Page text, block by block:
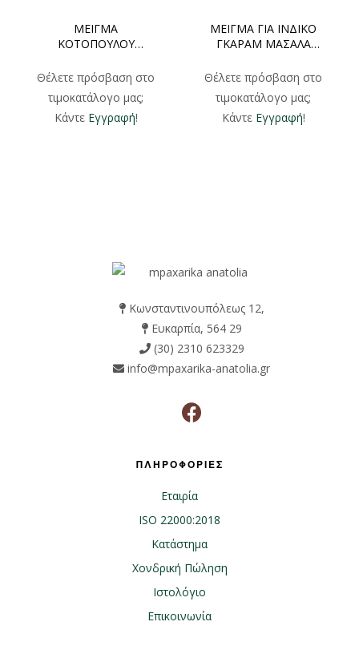
ΜΕΙΓΜΑ
ΚΟΤΟΠΟΥΛΟΥ
100gr
Θέλετε πρόσβαση στο
τιμοκατάλογο μας;
Κάντε Εγγραφή!
ΜΕΙΓΜΑ ΓΙΑ ΙΝΔΙΚΟ
ΓΚΑΡΑΜ ΜΑΣΑΛΑ
Θέλετε πρόσβαση στο
τιμοκατάλογο μας;
Κάντε Εγγραφή!
Κωνσταντινουπόλεως 12,
Ευκαρπία, 564 29
(30) 2310 623329
info@mpaxarika-anatolia.gr
ΠΛΗΡΟΦΟΡΙΕΣ
Εταιρία
ISO 22000:2018
Κατάστημα
Χονδρική Πώληση
Ιστολόγιο
Επικοινωνία